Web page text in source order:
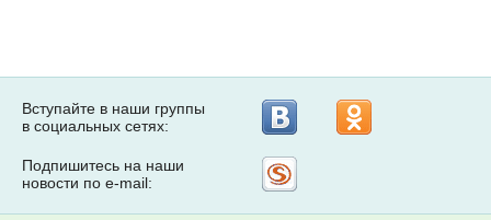
Вступайте в наши группы
в социальных сетях:
Подпишитесь на наши
новости по e-mail: